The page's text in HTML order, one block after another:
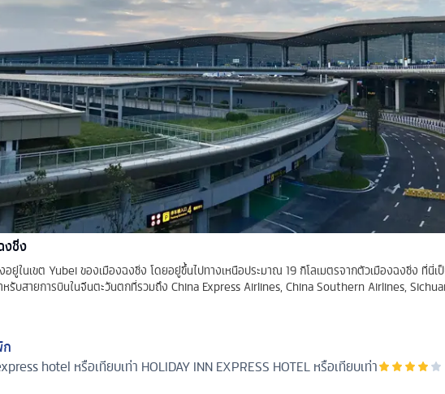
งชิ่ง
อยู่ในเขต Yubei ของเมืองฉงชิ่ง โดยอยู่ขึ้นไปทางเหนือประมาณ 19 กิโลเมตรจากตัวเมืองฉงชิ่ง ที่นี่เ
รับสายการบินในจีนตะวันตกที่รวมถึง China Express Airlines, China Southern Airlines,
ก
hotel หรือเทียบเท่า HOLIDAY INN EXPRESS HOTEL หรือเทียบเท่า